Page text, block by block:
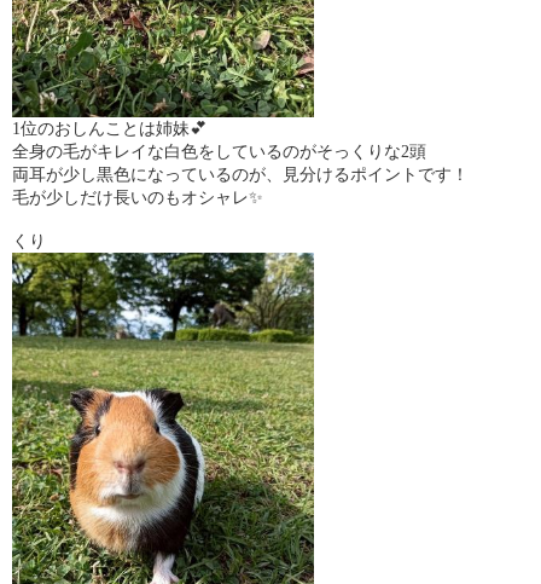
1位のおしんことは姉妹💕
全身の毛がキレイな白色をしているのがそっくりな2頭
両耳が少し黒色になっているのが、見分けるポイントです！
毛が少しだけ長いのもオシャレ✨
くり